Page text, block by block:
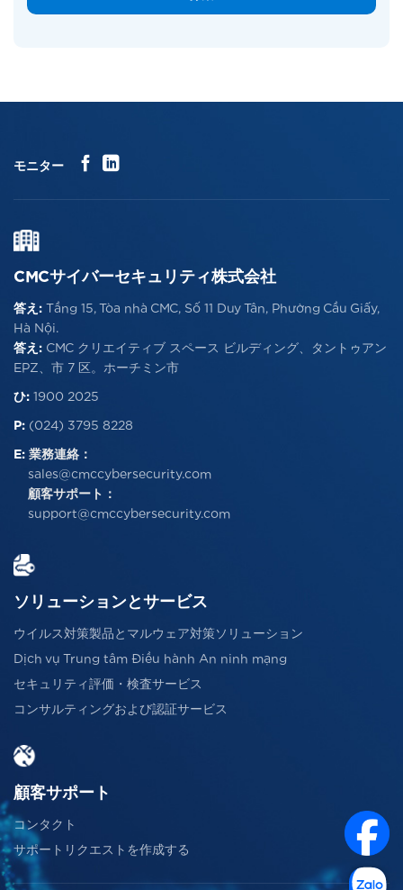
モニター
CMCサイバーセキュリティ株式会社
答え: Tầng 15, Tòa nhà CMC, Số 11 Duy Tân, Phường Cầu Giấy,
Hà Nội.
答え: CMC クリエイティブ スペース ビルディング、タントゥアン
EPZ、市 7 区。ホーチミン市
ひ: 1900 2025
P: (024) 3795 8228
E: 業務連絡：
sales@cmccybersecurity.com
顧客サポート：
support@cmccybersecurity.com
ソリューションとサービス
ウイルス対策製品とマルウェア対策ソリューション
Dịch vụ Trung tâm Điều hành An ninh mạng
セキュリティ評価・検査サービス
コンサルティングおよび認証サービス
顧客サポート
コンタクト
サポートリクエストを作成する